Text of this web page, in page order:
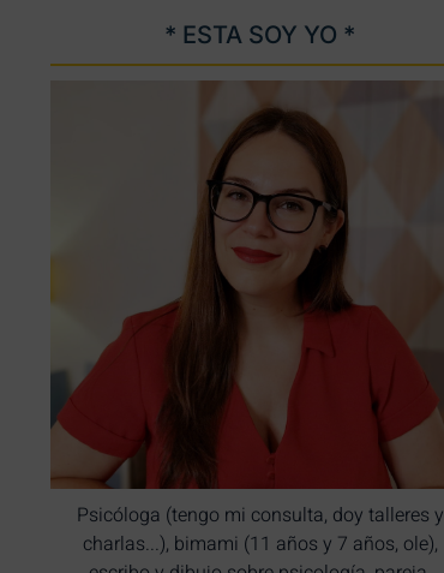
* ESTA SOY YO *
Psicóloga (tengo mi consulta, doy talleres y
charlas...), bimami (11 años y 7 años, ole),